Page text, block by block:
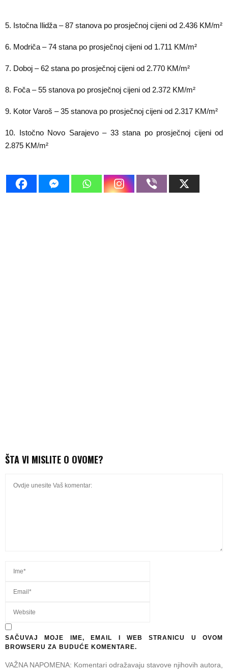
5. Istočna Ilidža – 87 stanova po prosječnoj cijeni od 2.436 KM/m²
6. Modriča – 74 stana po prosječnoj cijeni od 1.711 KM/m²
7. Doboj – 62 stana po prosječnoj cijeni od 2.770 KM/m²
8. Foča – 55 stanova po prosječnoj cijeni od 2.372 KM/m²
9. Kotor Varoš – 35 stanova po prosječnoj cijeni od 2.317 KM/m²
10. Istočno Novo Sarajevo – 33 stana po prosječnoj cijeni od
2.875 KM/m²
ŠTA VI MISLITE O OVOME?
SAČUVAJ MOJE IME, EMAIL I WEB STRANICU U OVOM
BROWSERU ZA BUDUĆE KOMENTARE.
VAŽNA NAPOMENA: Komentari odražavaju stavove njihovih autora,